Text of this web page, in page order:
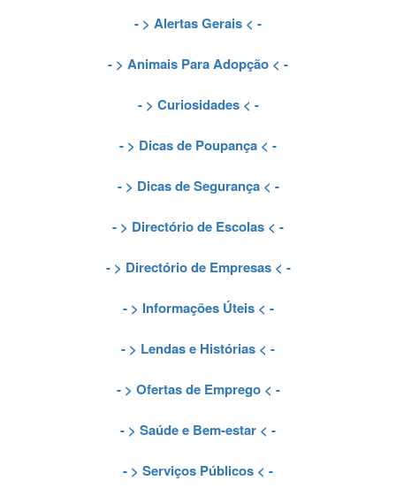
- > Alertas Gerais < -
- > Animais Para Adopção < -
- > Curiosidades< -
- > Dicas de Poupança < -
- > Dicas de Segurança< -
- > Directório de Escolas < -
- > Directório de Empresas< -
- > Informações Úteis< -
- > Lendas e Histórias < -
- > Ofertas de Emprego< -
- > Saúde e Bem-estar < -
- > Serviços Públicos < -